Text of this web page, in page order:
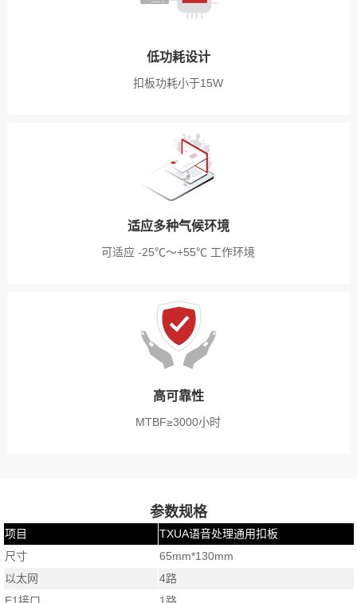
低功耗设计
扣板功耗小于15W
适应多种气候环境
可适应 -25℃～+55℃ 工作环境
高可靠性
MTBF≥3000小时
参数规格
项目
TXUA语音处理通用扣板
尺寸
65mm*130mm
以太网
4路